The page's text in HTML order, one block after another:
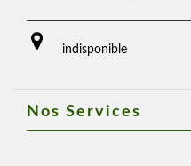
indisponible
Nos Services